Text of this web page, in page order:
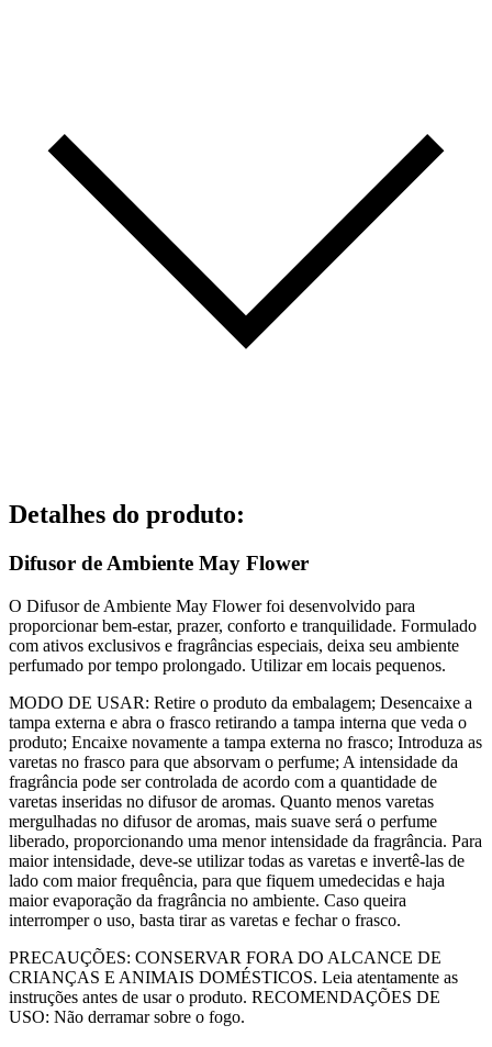
Detalhes do produto:
Difusor de Ambiente May Flower
O Difusor de Ambiente May Flower foi desenvolvido para
proporcionar bem-estar, prazer, conforto e tranquilidade. Formulado
com ativos exclusivos e fragrâncias especiais, deixa seu ambiente
perfumado por tempo prolongado. Utilizar em locais pequenos.
MODO DE USAR: Retire o produto da embalagem; Desencaixe a
tampa externa e abra o frasco retirando a tampa interna que veda o
produto; Encaixe novamente a tampa externa no frasco; Introduza as
varetas no frasco para que absorvam o perfume; A intensidade da
fragrância pode ser controlada de acordo com a quantidade de
varetas inseridas no difusor de aromas. Quanto menos varetas
mergulhadas no difusor de aromas, mais suave será o perfume
liberado, proporcionando uma menor intensidade da fragrância. Para
maior intensidade, deve-se utilizar todas as varetas e invertê-las de
lado com maior frequência, para que fiquem umedecidas e haja
maior evaporação da fragrância no ambiente. Caso queira
interromper o uso, basta tirar as varetas e fechar o frasco.
PRECAUÇÕES: CONSERVAR FORA DO ALCANCE DE
CRIANÇAS E ANIMAIS DOMÉSTICOS. Leia atentamente as
instruções antes de usar o produto. RECOMENDAÇÕES DE
USO: Não derramar sobre o fogo.